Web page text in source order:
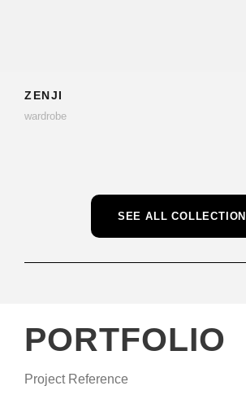
ZENJI
wardrobe
SEE ALL COLLECTION
PORTFOLIO
Project Reference